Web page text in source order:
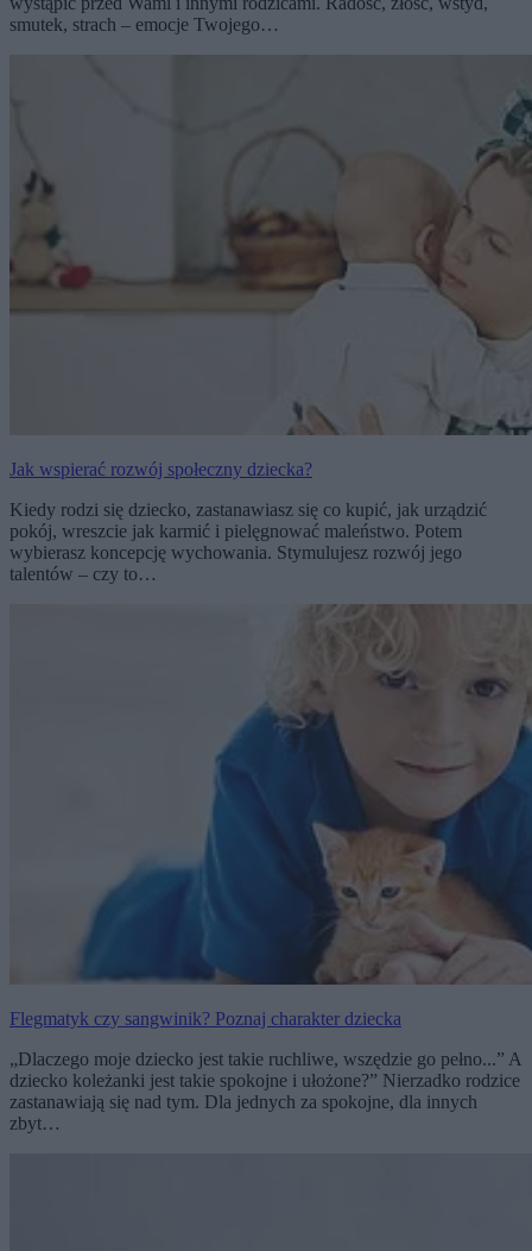
smutek, strach – emocje Twojego…
Jak wspierać rozwój społeczny dziecka?
Kiedy rodzi się dziecko, zastanawiasz się co kupić, jak urządzić
pokój, wreszcie jak karmić i pielęgnować maleństwo. Potem
wybierasz koncepcję wychowania. Stymulujesz rozwój jego
talentów – czy to…
Flegmatyk czy sangwinik? Poznaj charakter dziecka
„Dlaczego moje dziecko jest takie ruchliwe, wszędzie go pełno...” A
dziecko koleżanki jest takie spokojne i ułożone?” Nierzadko rodzice
zastanawiają się nad tym. Dla jednych za spokojne, dla innych
zbyt…